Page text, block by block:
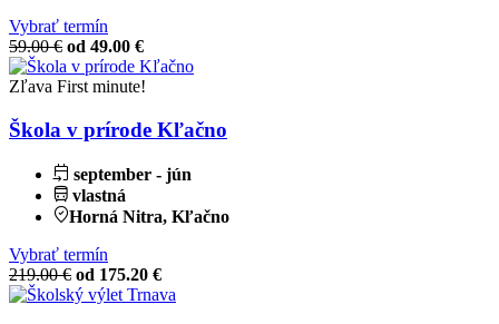
Vybrať termín
59.00 € od 49.00 €
Zľava First minute!
Škola v prírode Kľačno
september - jún
vlastná
Horná Nitra, Kľačno
Vybrať termín
219.00 € od 175.20 €